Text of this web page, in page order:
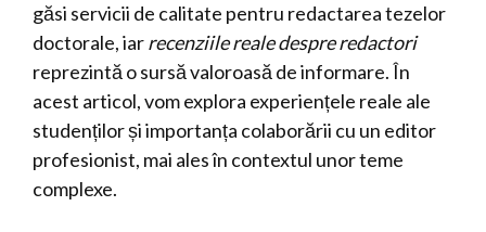
găsi servicii de calitate pentru redactarea tezelor
doctorale, iarrecenziile reale despre redactori
reprezintă o sursă valoroasă de informare. În
acest articol, vom explora experiențele reale ale
studenților și importanța colaborării cu un editor
profesionist, mai ales în contextul unor teme
complexe.